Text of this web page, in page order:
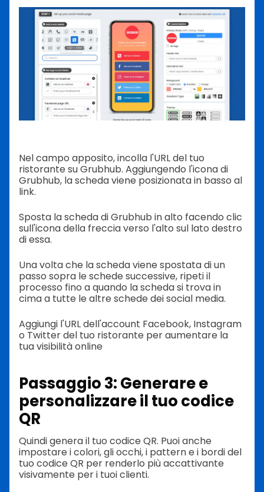
Nel campo apposito, incolla l'URL del tuo
ristorante su Grubhub. Aggiungendo l'icona di
Grubhub, la scheda viene posizionata in basso al
link.
Sposta la scheda di Grubhub in alto facendo clic
sull'icona della freccia verso l'alto sul lato destro
di essa.
Una volta che la scheda viene spostata di un
passo sopra le schede successive, ripeti il
processo fino a quando la scheda si trova in
cima a tutte le altre schede dei social media.
Aggiungi l'URL dell'account Facebook, Instagram
o Twitter del tuo ristorante per aumentare la
tua visibilità online
Passaggio 3: Generare e
personalizzare il tuo codice
QR
Quindi genera il tuo codice QR. Puoi anche
impostare i colori, gli occhi, i pattern e i bordi del
tuo codice QR per renderlo più accattivante
visivamente per i tuoi clienti.